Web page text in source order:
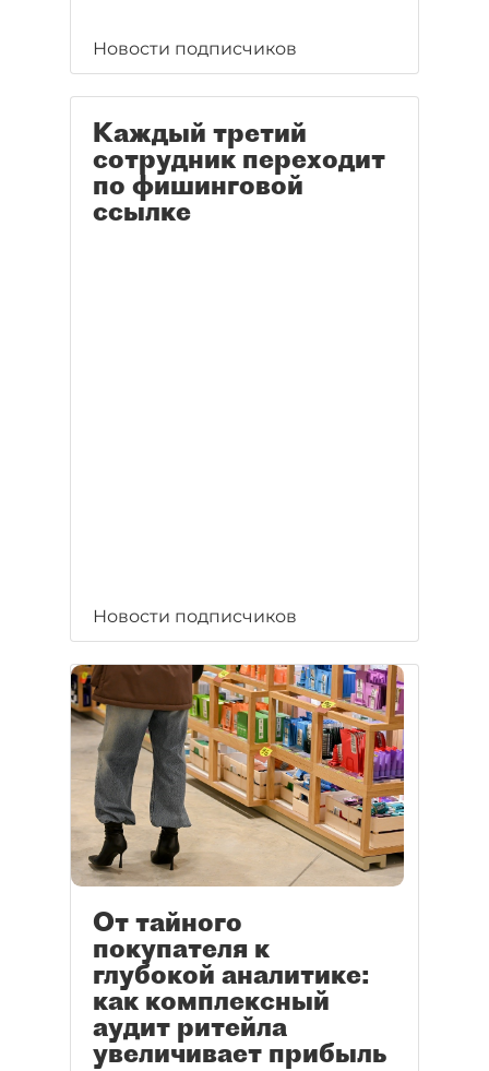
Новости подписчиков
Каждый третий
сотрудник переходит
по фишинговой
ссылке
Новости подписчиков
От тайного
покупателя к
глубокой аналитике:
как комплексный
аудит ритейла
увеличивает прибыль